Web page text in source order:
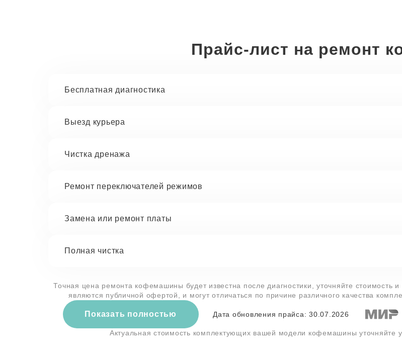
Прайс-лист на ремонт
Бесплатная диагностика
Выезд курьера
Чистка дренажа
Ремонт переключателей режимов
Замена или ремонт платы
Полная чистка
Точная цена ремонта кофемашины будет известна после диагностики, уточняйте стоимость
являются публичной офертой, и могут отличаться по причине различного качества
Показать полностью Дата обновления прайса: 30.07.2026
Актуальная стоимость комплектующих вашей модели кофемашины уточняйте